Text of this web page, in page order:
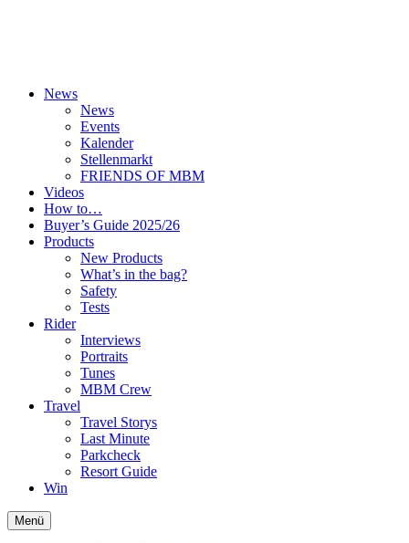
News
News
Events
Kalender
Stellenmarkt
FRIENDS OF MBM
Videos
How to…
Buyer’s Guide 2025/26
Products
New Products
What’s in the bag?
Safety
Tests
Rider
Interviews
Portraits
Tunes
MBM Crew
Travel
Travel Storys
Last Minute
Parkcheck
Resort Guide
Win
Menü